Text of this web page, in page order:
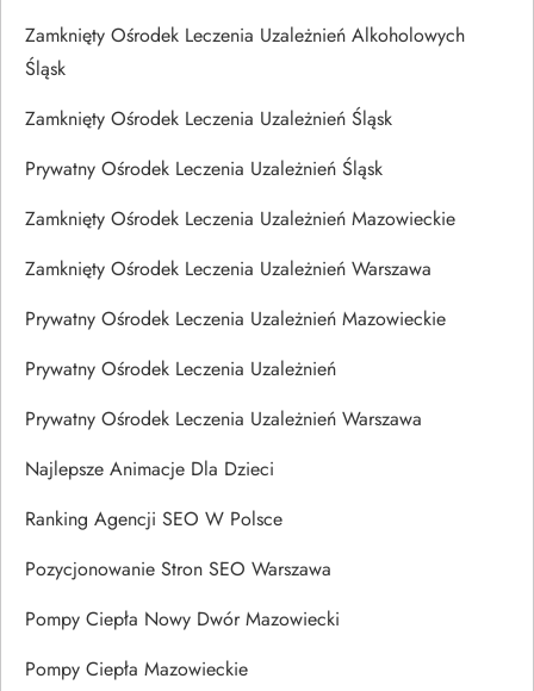
Zamknięty Ośrodek Leczenia Uzależnień Alkoholowych
Śląsk
Zamknięty Ośrodek Leczenia Uzależnień Śląsk
Prywatny Ośrodek Leczenia Uzależnień Śląsk
Zamknięty Ośrodek Leczenia Uzależnień Mazowieckie
Zamknięty Ośrodek Leczenia Uzależnień Warszawa
Prywatny Ośrodek Leczenia Uzależnień Mazowieckie
Prywatny Ośrodek Leczenia Uzależnień
Prywatny Ośrodek Leczenia Uzależnień Warszawa
Najlepsze Animacje Dla Dzieci
Ranking Agencji SEO W Polsce
Pozycjonowanie Stron SEO Warszawa
Pompy Ciepła Nowy Dwór Mazowiecki
Pompy Ciepła Mazowieckie